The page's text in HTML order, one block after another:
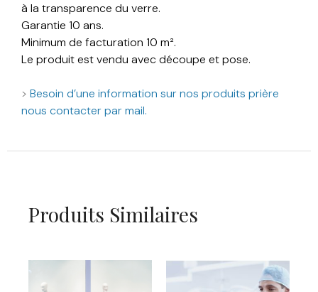
à la transparence du verre.
Garantie 10 ans.
Minimum de facturation 10 m².
Le produit est vendu avec découpe et pose.
> Besoin d’une information sur nos produits prière
nous contacter par mail.
Produits Similaires